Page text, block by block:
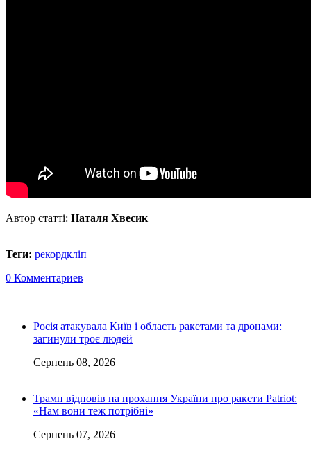
Автор статті: Наталя Хвесик
Теги: рекордкліп
0 Комментариев
Росія атакувала Київ і область ракетами та дронами:
загинули троє людей
Серпень 08, 2026
Трамп відповів на прохання України про ракети Patriot:
«Нам вони теж потрібні»
Серпень 07, 2026